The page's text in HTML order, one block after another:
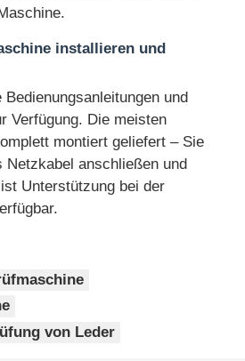
installieren und
und
Verfügung. Die meisten
montiert geliefert – Sie
Netzkabel anschließen und
Unterstützung bei der
von Leder